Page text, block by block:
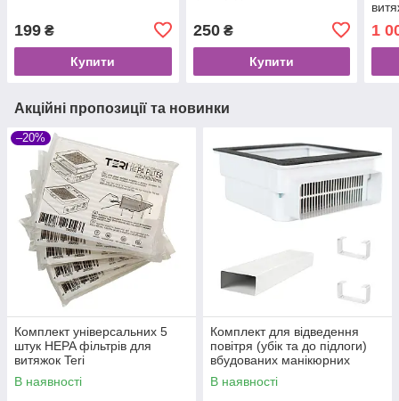
199 ₴
Купити
250₴
Купити
1
Акційні пропозиції та новинки
–20%
Комплект універсальних 5
штук HEPA фільтрів для
витяжок Teri
В наявності
Комплект для відведення
повітря (убік та до підлоги)
вбудованих манікюрних
витяжок Teri Turbo / 800 (0,5
метра)
В наявності